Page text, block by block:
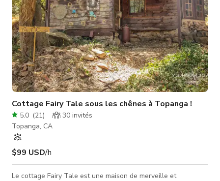
Cottage Fairy Tale sous les chênes à Topanga !
5.0 (21) 30 invités
Topanga, CA
$99 USD/h
Le cottage Fairy Tale est une maison de merveille et